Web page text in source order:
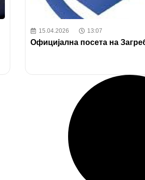
15.04.2026 13:07
Официјална посета на